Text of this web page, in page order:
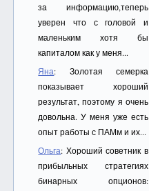
за информацию,теперь
уверен что с головой и
маленьким хотя бы
капиталом как у меня...
Яна: Золотая семерка
показывает хороший
результат, поэтому я очень
довольна. У меня уже есть
опыт работы с ПАМм и их...
Ольга: Хороший советник в
прибыльных стратегиях
бинарных опционов: